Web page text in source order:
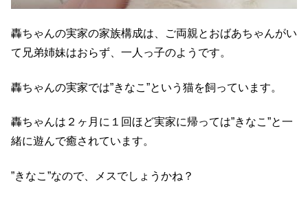
轟ちゃんの実家の家族構成は、ご両親とおばあちゃんがい
て兄弟姉妹はおらず、一人っ子のようです。
轟ちゃんの実家では”きなこ”という猫を飼っています。
轟ちゃんは２ヶ月に１回ほど実家に帰っては”きなこ”と一
緒に遊んで癒されています。
”きなこ”なので、メスでしょうかね？